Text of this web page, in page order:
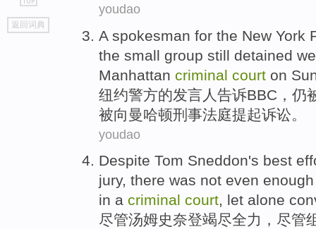
go
top
返回词典
youdao
A spokesman for the New York
the small group still detained
Manhattan criminal court on
纽约警方的发言人 告诉BBC ， 仍
被向 曼哈顿刑事法庭提起诉讼。
youdao
Despite Tom Sneddon's best
jury, there was not even enough
in a criminal court, let alone
尽管汤姆史奈登竭尽全力 ，尽管